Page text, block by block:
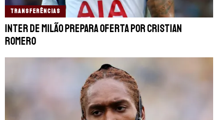
TRANSFERÊNCIAS
Inter de Milão prepara oferta por Cristian
Romero